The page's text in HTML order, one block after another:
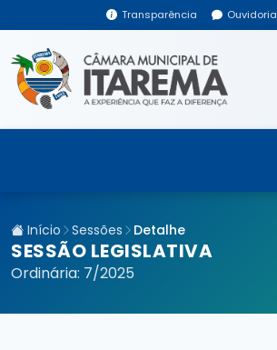
Transparência
Início Sessões Detalhe
SESSÃO LEGISLATIVA
Ordinária: 7/2025